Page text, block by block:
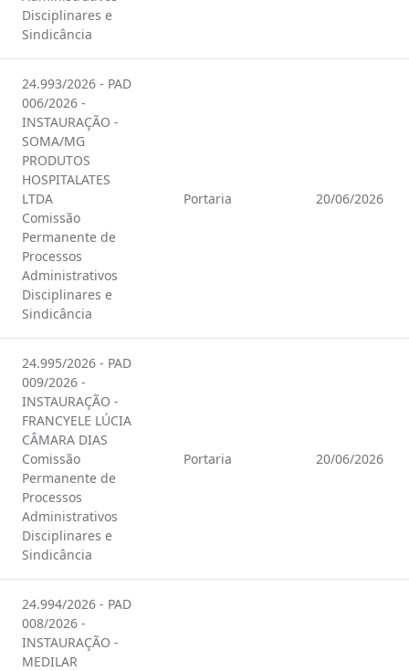
Disciplinares e
Sindicância
24.993/2026 - PAD
006/2026 -
INSTAURAÇÃO -
SOMA/MG
PRODUTOS
HOSPITALATES
LTDA
Comissão
Permanente de
Processos
Administrativos
Disciplinares e
Sindicância
Portaria 20/06/2026
24.995/2026 - PAD
009/2026 -
INSTAURAÇÃO -
FRANCYELE LÚCIA
CÂMARA DIAS
Comissão
Permanente de
Processos
Administrativos
Disciplinares e
Sindicância
Portaria 20/06/2026
24.994/2026 - PAD
008/2026 -
INSTAURAÇÃO -
MEDILAR